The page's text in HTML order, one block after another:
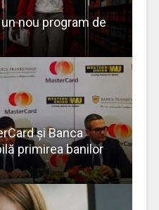
nou program de
și Banca
primirea banilor